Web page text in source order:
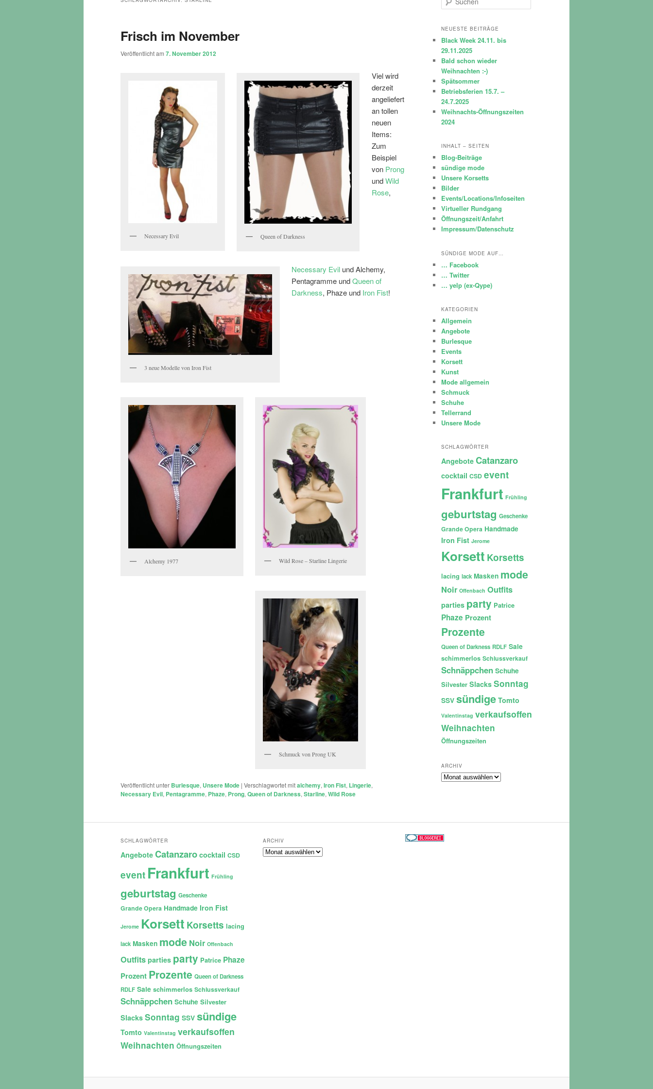
Frisch im November
Veröffentlicht am 7. November 2012
Necessary Evil Queen of Darkness
3 neue Modelle von Iron Fist
Viel wird
derzeit
angeliefert
an tollen
neuen
Items:
Zum
Beispiel
von Prong
undWild
Rose,
Necessary Evil und Alchemy,
Pentagramme undQueen of
Darkness, Phaze und Iron Fist!
Alchemy 1977 Wild Rose – Starline Lingerie
Schmuck von Prong UK
Veröffentlicht unter Burlesque, Unsere Mode | Verschlagwortet mitalchemy, Iron Fist, Lingerie,
Necessary Evil, Pentagramme, Phaze, Prong, Queen of Darkness, Starline, Wild Rose
u
h
n
NEUESTE BEITRÄGE
Black Week 24.11. bis
29.11.2025
Bald schon wieder
Weihnachten :-)
Spätsommer
Betriebsferien 15.7. –
24.7.2025
Weihnachts-Öffnungszeiten
2024
INHALT – SEITEN
Blog-Beiträge
sündige mode
Unsere Korsetts
Bilder
Events/Locations/Infoseiten
Virtueller Rundgang
Öffnungszeit/Anfahrt
Impressum/Datenschutz
SÜNDIGE MODE AUF…
… Facebook
… Twitter
… yelp (ex-Qype)
KATEGORIEN
Allgemein
Angebote
Burlesque
Events
Korsett
Kunst
Mode allgemein
Schmuck
Schuhe
Tellerrand
Unsere Mode
SCHLAGWÖRTER
Angebote Catanzaro
cocktail CSD event
Frankfurt Frühling
geburtstag Geschenke
Grande Opera Handmade
Iron Fist Jerome
Korsett Korsetts
lacing lack Masken mode
Noir Offenbach Outfits
parties party Patrice
Phaze Prozent
Prozente
Queen of Darkness RDLF Sale
schimmerlos Schlussverkauf
Schnäppchen Schuhe
Silvester Slacks Sonntag
SSV sündige Tomto
Valentinstag verkaufsoffen
Weihnachten
Öffnungszeiten
ARCHIV
Archiv
SCHLAGWÖRTER
Angebote Catanzaro cocktail CSD
event Frankfurt Frühling
geburtstag Geschenke
Grande Opera Handmade Iron Fist
Jerome Korsett Korsetts lacing
lack Masken mode Noir Offenbach
Outfits parties party Patrice Phaze
Prozent Prozente Queen of Darkness
RDLF Sale schimmerlos Schlussverkauf
Schnäppchen Schuhe Silvester
Slacks Sonntag SSV sündige
Tomto Valentinstag verkaufsoffen
Weihnachten Öffnungszeiten
ARCHIV
Archiv